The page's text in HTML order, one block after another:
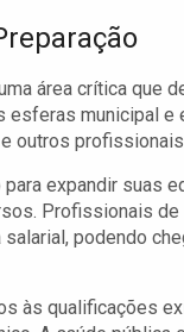
área crítica que
municipal e
outros
expandir suas
Profissionais
podendo
às qualificações